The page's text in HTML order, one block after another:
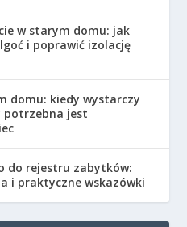
w starym domu: jak
i poprawić izolację
domu: kiedy wystarczy
potrzebna jest
do rejestru zabytków:
i praktyczne wskazówki